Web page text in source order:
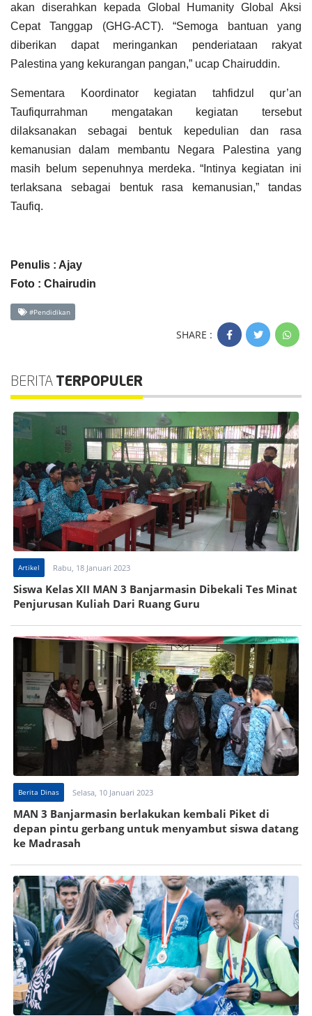
akan diserahkan kepada Global Humanity Global Aksi
Cepat Tanggap (GHG-ACT). “Semoga bantuan yang
diberikan dapat meringankan penderiataan rakyat
Palestina yang kekurangan pangan,” ucap Chairuddin.
Sementara Koordinator kegiatan tahfidzul qur’an
Taufiqurrahman mengatakan kegiatan tersebut
dilaksanakan sebagai bentuk kepedulian dan rasa
kemanusian dalam membantu Negara Palestina yang
masih belum sepenuhnya merdeka. “Intinya kegiatan ini
terlaksana sebagai bentuk rasa kemanusian,” tandas
Taufiq.
Penulis : Ajay
Foto : Chairudin
#Pendidikan
SHARE :
BERITA TERPOPULER
Artikel Rabu, 18 Januari 2023
Siswa Kelas XII MAN 3 Banjarmasin Dibekali Tes Minat
Penjurusan Kuliah Dari Ruang Guru
Berita Dinas Selasa, 10 Januari 2023
MAN 3 Banjarmasin berlakukan kembali Piket di
depan pintu gerbang untuk menyambut siswa datang
ke Madrasah